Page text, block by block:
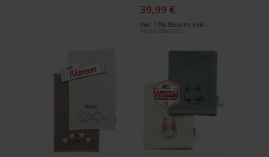
39,99 €
Inkl. 19% Steuern, exkl.
Versandkosten